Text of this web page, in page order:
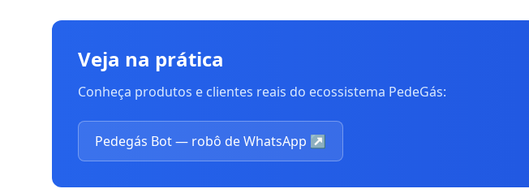
Veja na prática
Conheça produtos e clientes reais do ecossistema PedeGás:
Pedegás Bot — robô de WhatsApp ↗